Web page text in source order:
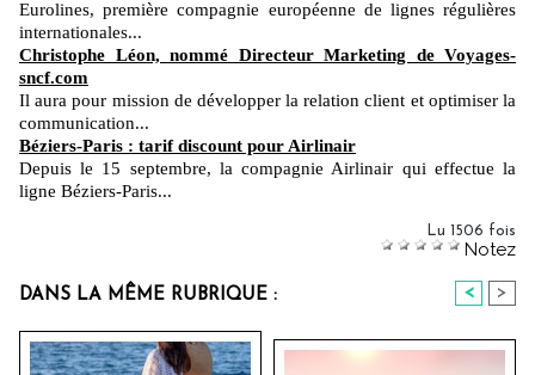
Eurolines, première compagnie européenne de lignes régulières
internationales...
Christophe Léon, nommé Directeur Marketing de Voyages-
sncf.com
Il aura pour mission de développer la relation client et optimiser la
communication...
Béziers-Paris : tarif discount pour Airlinair
Depuis le 15 septembre, la compagnie Airlinair qui effectue la
ligne Béziers-Paris...
Lu 1506 fois
Notez
DANS LA MÊME RUBRIQUE : < >